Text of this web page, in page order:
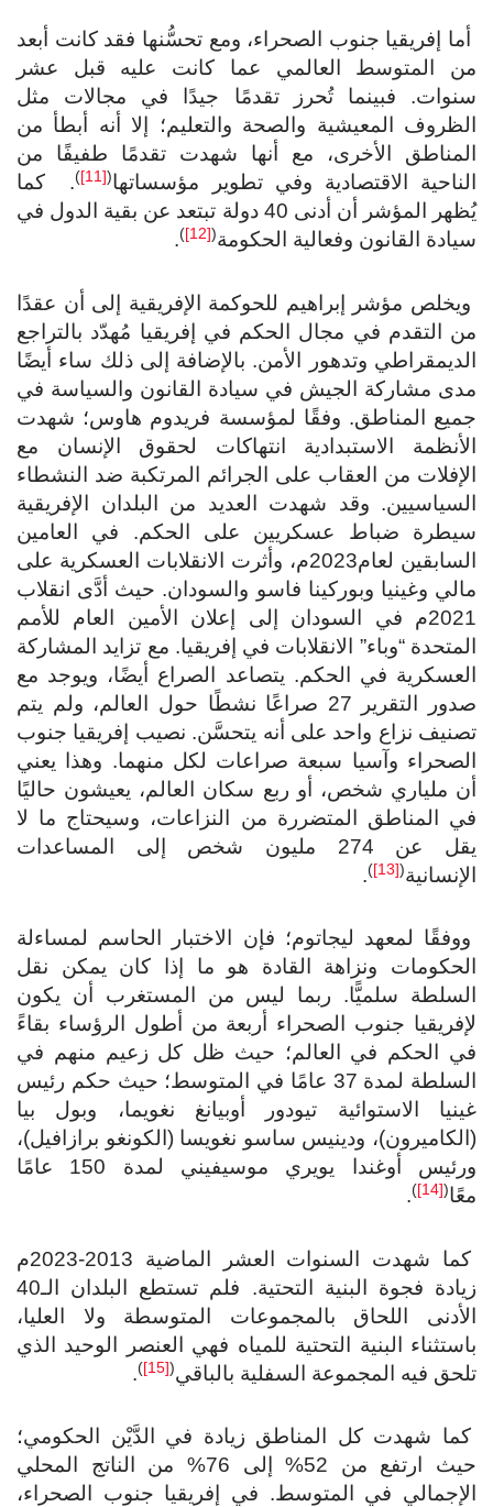
إفريقيا جنوب الصحراء، ومع تحسُّنها فقد كانت أبعد
المتوسط العالمي عما كانت عليه قبل عشر
فبينما تُحرز تقدمًا جيدًا في مجالات مثل
المعيشية والصحة والتعليم؛ إلا أنه أبطأ من
الأخرى، مع أنها شهدت تقدمًا طفيفًا من
الاقتصادية وفي تطوير مؤسساتها(
[11]
). كما
يُظهر المؤشر أن أدنى 40 دولة تبتعد عن بقية الدول في
القانون وفعالية الحكومة
)
.
مؤشر إبراهيم للحوكمة الإفريقية إلى أن عقدًا
التقدم في مجال الحكم في إفريقيا مُهدّد بالتراجع
وتدهور الأمن. بالإضافة إلى ذلك ساء أيضًا
مشاركة الجيش في سيادة القانون والسياسة في
المناطق. وفقًا لمؤسسة فريدوم هاوس؛ شهدت
الاستبدادية انتهاكات لحقوق الإنسان مع
من العقاب على الجرائم المرتكبة ضد النشطاء
وقد شهدت العديد من البلدان الإفريقية
ضباط عسكريين على الحكم. في العامين
السابقين لعام2023م، وأثرت الانقلابات العسكرية على
وغينيا وبوركينا فاسو والسودان. حيث أدَّى انقلاب
2021م في السودان إلى إعلان الأمين العام للأمم
“وباء” الانقلابات في إفريقيا. مع تزايد المشاركة
في الحكم. يتصاعد الصراع أيضًا، ويوجد مع
صدور التقرير 27 صراعًا نشطًا حول العالم، ولم يتم
نزاع واحد على أنه يتحسَّن. نصيب إفريقيا جنوب
وآسيا سبعة صراعات لكل منهما. وهذا يعني
ملياري شخص، أو ربع سكان العالم، يعيشون حاليًا
المناطق المتضررة من النزاعات، وسيحتاج ما لا
يقل عن 274 مليون شخص إلى المساعدات
(
[13]
)
.
لمعهد ليجاتوم؛ فإن الاختبار الحاسم لمساءلة
ونزاهة القادة هو ما إذا كان يمكن نقل
سلميًّا. ربما ليس من المستغرب أن يكون
جنوب الصحراء أربعة من أطول الرؤساء بقاءً
الحكم في العالم؛ حيث ظل كل زعيم منهم في
السلطة لمدة 37 عامًا في المتوسط؛ حيث حكم رئيس
الاستوائية تيودور أوبيانغ نغويما، وبول بيا
ودينيس ساسو نغويسا (الكونغو برازافيل)،
ورئيس أوغندا يويري موسيفيني لمدة 150 عامًا
)
.
كما شهدت السنوات العشر الماضية 2013-2023م
زيادة فجوة البنية التحتية. فلم تستطع البلدان الـ40
اللحاق بالمجموعات المتوسطة ولا العليا،
البنية التحتية للمياه فهي العنصر الوحيد الذي
فيه المجموعة السفلية بالباقي(
[15]
)
.
شهدت كل المناطق زيادة في الدَّيْن الحكومي؛
حيث ارتفع من 52% إلى 76% من الناتج المحلي
في المتوسط. في إفريقيا جنوب الصحراء،